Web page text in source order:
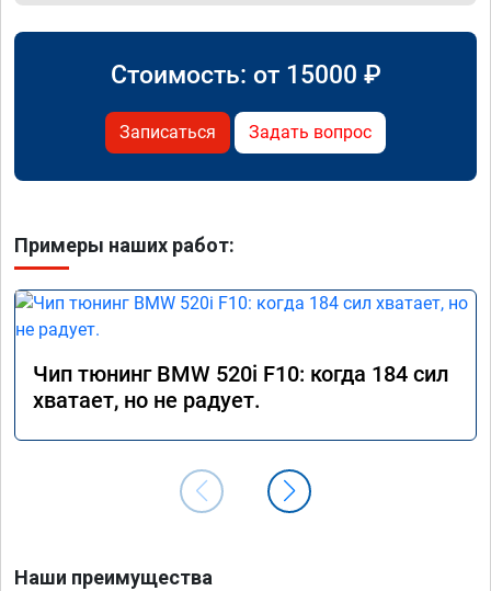
Стоимость: от 15000 ₽
Записаться Задать вопрос
Примеры наших работ:
Чип тюнинг BMW 520i F10: когда 184 сил
хватает, но не радует.
Наши преимущества